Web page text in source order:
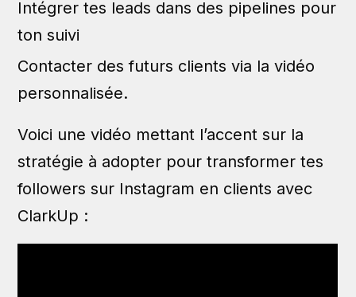
Intégrer tes leads dans des pipelines pour
ton suivi
Contacter des futurs clients via la vidéo
personnalisée.
Voici une vidéo mettant l’accent sur la
stratégie à adopter pour transformer tes
followers sur Instagram en clients avec
ClarkUp :